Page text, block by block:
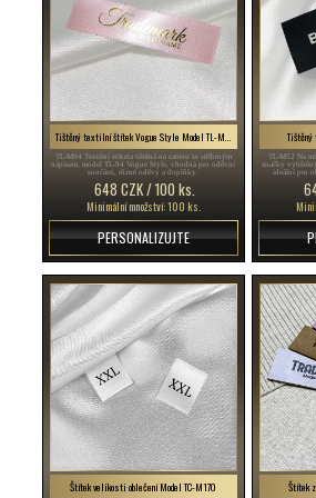
Tištěný textilní štítek Vogue Style Model TL-M94
TL-M94 Textilní etiketa tištěná na saténu se stříbrným
nápisem, model TL-94 Vogue Style, vhodná pro oděvní
součásti, různé oděvy a doplňky.
648 CZK / 100 ks.
Minimální množství: 100 ks.
PERSONALIZUJTE
TL-M52 Na
značky
ideální pro
Štítek velikosti oblečení Model TC-M170 Štítek